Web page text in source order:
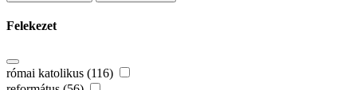
Felekezet
római katolikus (116)